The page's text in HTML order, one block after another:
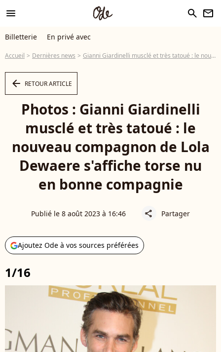
menu search newsletter
Billetterie En privé avec
Accueil Dernières news Gianni Giardinelli musclé et très tatoué : le nouveau compagnon de Lola Dewaere s'affiche torse nu en bonne compagnie
arrow_left RETOUR ARTICLE
Photos : Gianni Giardinelli
musclé et très tatoué : le
nouveau compagnon de Lola
Dewaere s'affiche torse nu
en bonne compagnie
Publié le 8 août 2023 à 16:46 share Partager
Ajoutez Ode à vos sources préférées
1/16